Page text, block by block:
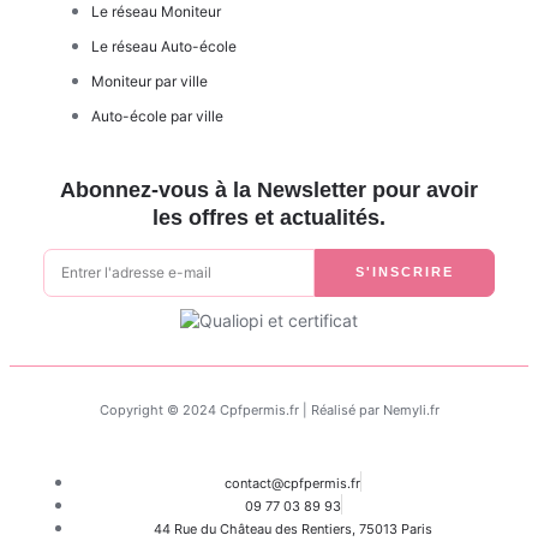
Le réseau Moniteur
Le réseau Auto-école
Moniteur par ville
Auto-école par ville
Abonnez-vous à la Newsletter pour avoir
les offres et actualités.
S'INSCRIRE
Copyright © 2024 Cpfpermis.fr | Réalisé par Nemyli.fr
contact@cpfpermis.fr
09 77 03 89 93
44 Rue du Château des Rentiers, 75013 Paris